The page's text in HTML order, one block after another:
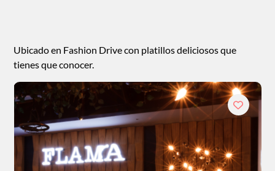
Ubicado en Fashion Drive con platillos deliciosos que
tienes que conocer.